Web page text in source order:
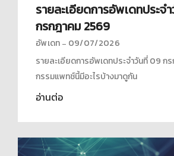
รายละเอียดการอัพเดทประจ
กรกฎาคม 2569
อัพเดท
09/07/2026
รายละเอียดการอัพเดทประจำวันที่ 09 ก
กรรมแพทช์นี้มีอะไรบ้างมาดูกัน
อ่านต่อ